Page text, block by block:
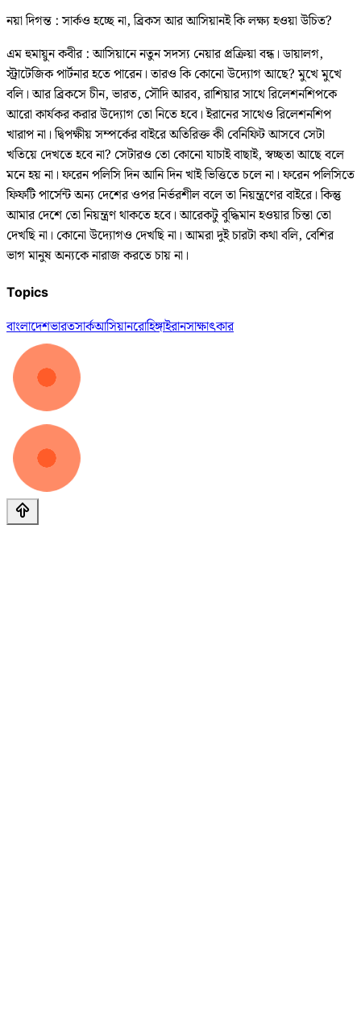
নয়া দিগন্ত : সার্কও হচ্ছে না, ব্রিকস আর আসিয়ানই কি লক্ষ্য হওয়া উচিত?
এম হুমায়ুন কবীর : আসিয়ানে নতুন সদস্য নেয়ার প্রক্রিয়া বন্ধ। ডায়ালগ,
স্ট্রাটেজিক পার্টনার হতে পারেন। তারও কি কোনো উদ্যোগ আছে? মুখে মুখে
বলি। আর ব্রিকসে চীন, ভারত, সৌদি আরব, রাশিয়ার সাথে রিলেশনশিপকে
আরো কার্যকর করার উদ্যোগ তো নিতে হবে। ইরানের সাথেও রিলেশনশিপ
খারাপ না। দ্বিপক্ষীয় সম্পর্কের বাইরে অতিরিক্ত কী বেনিফিট আসবে সেটা
খতিয়ে দেখতে হবে না? সেটারও তো কোনো যাচাই বাছাই, স্বচ্ছতা আছে বলে
মনে হয় না। ফরেন পলিসি দিন আনি দিন খাই ভিত্তিতে চলে না। ফরেন পলিসিতে
ফিফটি পার্সেন্ট অন্য দেশের ওপর নির্ভরশীল বলে তা নিয়ন্ত্রণের বাইরে। কিন্তু
আমার দেশে তো নিয়ন্ত্রণ থাকতে হবে। আরেকটু বুদ্ধিমান হওয়ার চিন্তা তো
দেখছি না। কোনো উদ্যোগও দেখছি না। আমরা দুই চারটা কথা বলি, বেশির
ভাগ মানুষ অন্যকে নারাজ করতে চায় না।
Topics
বাংলাদেশভারতসার্কআসিয়ানরোহিঙ্গাইরানসাক্ষাৎকার